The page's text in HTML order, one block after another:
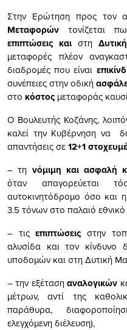
Στην Ερώτηση προς τον
Μεταφορών τονίζεται
επιπτώσεις καιστη
μεταφορές πλέον
διαδρομές που είναι
συνέπειες στην οδική
στο κόστος μεταφοράς
Ο Βουλευτής Κοζάνης,
καλεί την Κυβέρνηση να
απαντήσεις σε12+1
– τη νόμιμη και ασφαλή
όταν απαγορεύεται
αυτοκινητόδρομο όσο και
3.5 τόνων στο παλαιό
– τιςεπιπτώσεις στην
αλυσίδα και τον κίνδυνο
υποδομών και στη Δυτική
– την εξέτασηαναλογικών
μέτρων, αντί της
παράθυρα,
ελεγχόμενη διέλευση),